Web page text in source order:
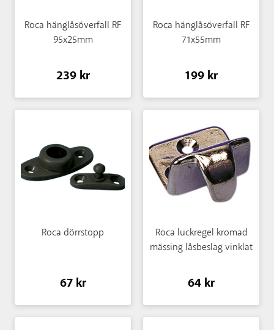
Roca hänglåsöverfall RF
95x25mm
239 kr
Roca hänglåsöverfall RF
71x55mm
199 kr
Roca dörrstopp
67 kr
Roca luckregel kromad
mässing låsbeslag vinklat
64 kr